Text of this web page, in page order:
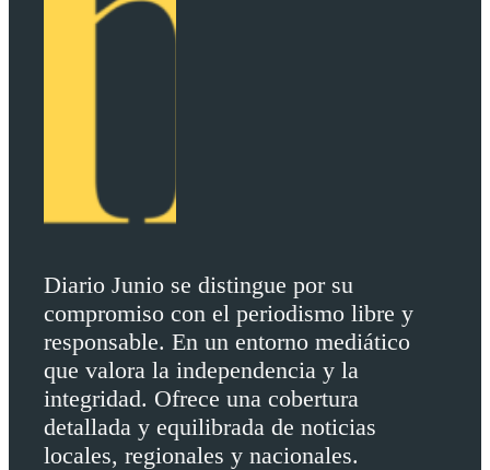
Diario Junio se distingue por su
compromiso con el periodismo libre y
responsable. En un entorno mediático
que valora la independencia y la
integridad. Ofrece una cobertura
detallada y equilibrada de noticias
locales, regionales y nacionales.